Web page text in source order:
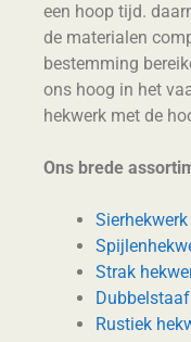
een hoop tijd.
de materialen
bestemming
ons hoog in het
hekwerk met de
Ons brede
Sierhekwerk
Strak
Rustiek